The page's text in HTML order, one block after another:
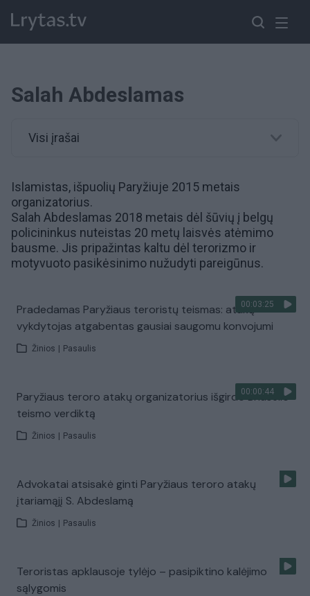
Salah Abdeslamas
Visi įrašai
Islamistas, išpuolių Paryžiuje 2015 metais
organizatorius.
Salah Abdeslamas 2018 metais dėl šūvių į belgų
policininkus nuteistas 20 metų laisvės atėmimo
bausme. Jis pripažintas kaltu dėl terorizmo ir
motyvuoto pasikėsinimo nužudyti pareigūnus.
00:03:25
Pradedamas Paryžiaus teroristų teismas: atakų
vykdytojas atgabentas gausiai saugomu konvojumi
Žinios Pasaulis
00:00:44
Paryžiaus teroro atakų organizatorius išgirdo Briuselio
teismo verdiktą
Žinios Pasaulis
Advokatai atsisakė ginti Paryžiaus teroro atakų
įtariamąjį S. Abdeslamą
Žinios Pasaulis
Teroristas apklausoje tylėjo – pasipiktino kalėjimo
sąlygomis